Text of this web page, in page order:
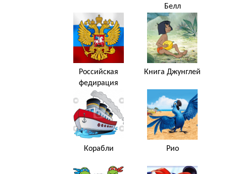
Белл
Российская
федирация
Книга Джунглей
Корабли Рио